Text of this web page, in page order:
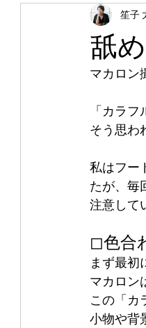
舐
笙子
マカロン
「カラ
そう思わ
私はフー
たが、毎
注意して
◻︎色合
まず最初
マカロン
この「カ
小物や背